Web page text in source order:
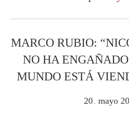
MARCO RUBIO:
NO HA
MUNDO ESTÁ
20 . mayo